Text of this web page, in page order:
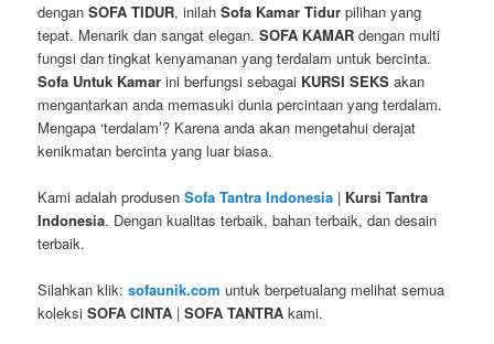
denganSOFA TIDUR, inilahSofa Kamar Tidur pilihan yang
tepat. Menarik dan sangat elegan.SOFA KAMAR dengan multi
fungsi dan tingkat kenyamanan yang terdalam untuk bercinta.
Sofa Untuk Kamar ini berfungsi sebagai KURSI SEKS akan
mengantarkan anda memasuki dunia percintaan yang terdalam.
Mengapa ‘terdalam’? Karena anda akan mengetahui derajat
kenikmatan bercinta yang luar biasa.
Kami adalah produsenSofa Tantra Indonesia | Kursi Tantra
Indonesia. Dengan kualitas terbaik, bahan terbaik, dan desain
terbaik.
Silahkan klik:sofaunik.com untuk berpetualang melihat semua
koleksiSOFA CINTA |SOFA TANTRA kami.